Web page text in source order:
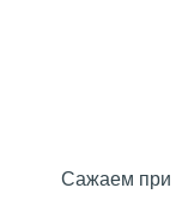
Сажаем при